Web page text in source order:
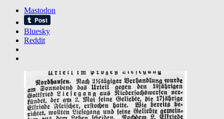
Mastodon
Bluesky
Reddit